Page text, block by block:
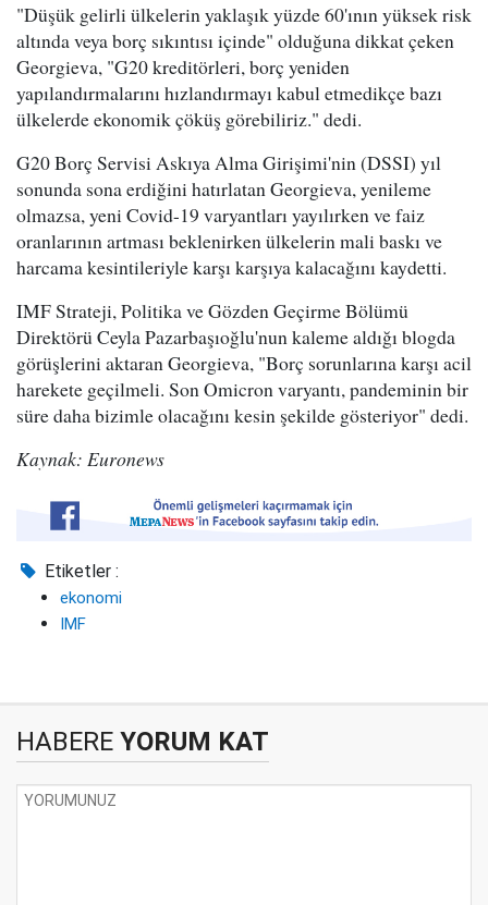
"Düşük gelirli ülkelerin yaklaşık yüzde 60'ının yüksek risk
altında veya borç sıkıntısı içinde" olduğuna dikkat çeken
Georgieva, "G20 kreditörleri, borç yeniden
yapılandırmalarını hızlandırmayı kabul etmedikçe bazı
ülkelerde ekonomik çöküş görebiliriz." dedi.
G20 Borç Servisi Askıya Alma Girişimi'nin (DSSI) yıl
sonunda sona erdiğini hatırlatan Georgieva, yenileme
olmazsa, yeni Covid-19 varyantları yayılırken ve faiz
oranlarının artması beklenirken ülkelerin mali baskı ve
harcama kesintileriyle karşı karşıya kalacağını kaydetti.
IMF Strateji, Politika ve Gözden Geçirme Bölümü
Direktörü Ceyla Pazarbaşıoğlu'nun kaleme aldığı blogda
görüşlerini aktaran Georgieva, "Borç sorunlarına karşı acil
harekete geçilmeli. Son Omicron varyantı, pandeminin bir
süre daha bizimle olacağını kesin şekilde gösteriyor" dedi.
Kaynak: Euronews
Etiketler :
ekonomi
IMF
HABERE YORUM KAT